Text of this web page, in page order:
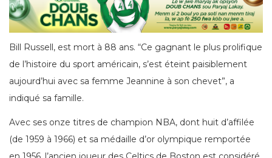
Bill Russell, est mort à 88 ans. “Ce gagnant le plus prolifique
de l’histoire du sport américain, s’est éteint paisiblement
aujourd’hui avec sa femme Jeannine à son chevet”, a
indiqué sa famille.
Avec ses onze titres de champion NBA, dont huit d’affilée
(de 1959 à 1966) et sa médaille d’or olympique remportée